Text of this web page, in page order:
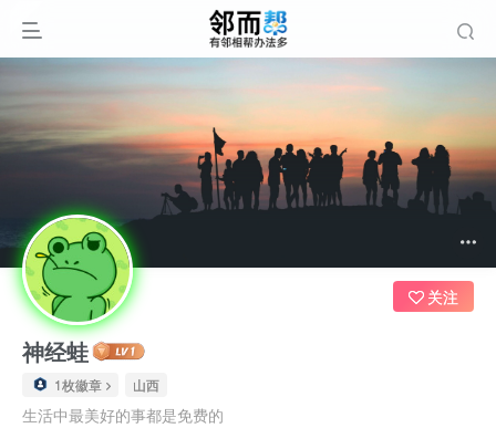
神经蛙
1枚徽章 山西
生活中最美好的事都是免费的
关注